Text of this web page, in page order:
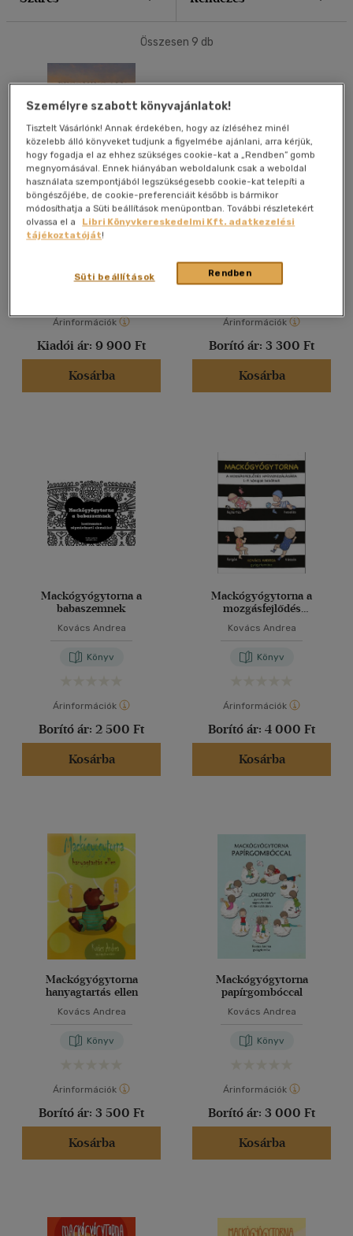
Alkalmaz
Összesen 9 db
Becoming Aly
Könyv
Árinformációk
Kiadói ár: 9 900 Ft
Kosárba
Mackógyógytorna a
térérzékeléséért egy
Árinformációk
Borító ár: 3 300 Ft
Kosárba
Mackógyógytorna a
babaszemnek
Kovács Andrea
Könyv
Árinformációk
Borító ár: 2 500 Ft
Kosárba
Mackógyógytorna a
mozgásfejlődés
Kovács Andrea
Könyv
Árinformációk
Borító ár: 4 000 Ft
Kosárba
Mackógyógytorna
hanyagtartás ellen
Kovács Andrea
Könyv
Árinformációk
Borító ár: 3 500 Ft
Kosárba
Mackógyógytorna
papírgombóccal
Kovács Andrea
Könyv
Árinformációk
Borító ár: 3 000 Ft
Kosárba
Személyre szabott könyvajánlatok!
Tisztelt Vásárlónk! Annak érdekében, hogy az ízléséhez minél
közelebb álló könyveket tudjunk a figyelmébe ajánlani, arra kérjük,
hogy fogadja el az ehhez szükséges cookie-kat a „Rendben” gomb
megnyomásával. Ennek hiányában weboldalunk csak a weboldal
használata szempontjából legszükségesebb cookie-kat telepíti a
böngészőjébe, de cookie-preferenciáit később is bármikor
módosíthatja a Süti beállítások menüpontban. További részletekért
olvassa el a
Libri Könyvkereskedelmi Kft. adatkezelési
tájékoztatóját!
Rendben
Süti beállítások